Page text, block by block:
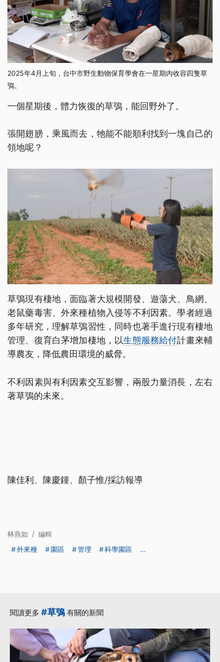
2025年4月上旬，台中市野生動物保育學會在一星期內收容四隻草
鴞。
一個星期後，體力恢復的草鴞，能回野外了。
張開翅膀，乘風而去，牠能不能順利找到一塊自己的
領地呢？
草鴞現有棲地，面臨著大規模開發、遊蕩犬、鳥網、
老鼠藥毒害、外來種植物入侵等不利因素。學者經過
多年研究，理解草鴞習性，同時也著手進行現有棲地
管理、復育白茅增加棲地，以生態服務給付計畫來輔
導農友，降低農田環境的威脅。
不利因素與有利因素交互影響，兩股力量消長，左右
著草鴞的未來。
陳佳利、陳慶鍾、顏子惟/採訪報導
林燕如 / 編輯
外來種
園區 管理 科學園區 ...
閱讀更多 #草鴞 有關的新聞